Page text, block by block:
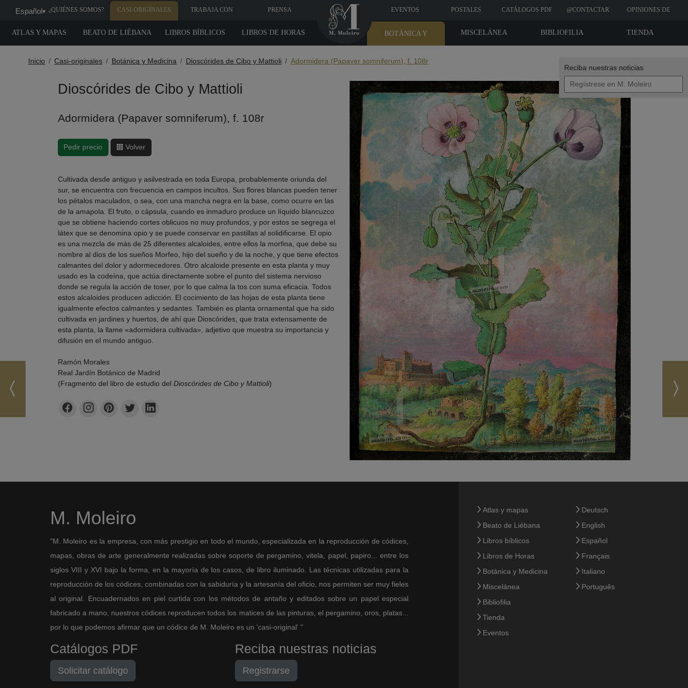
Reciba nuestras noticias
Español▾ ¿QUIÉNES SOMOS? CASI-ORIGINALES TRABAJA CON PRENSA EVENTOS POSTALES CATÁLOGOS PDF @CONTACTAR OPINIONES DE
ATLAS Y MAPAS BEATO DE LIÉBANA LIBROS BÍBLICOS LIBROS DE HORAS TIENDA
BIBLIOFILIA
MISCELÁNEA
BOTÁNICA Y
Inicio Casi-originales Botánica y Medicina Dioscórides de Cibo y Mattioli Adormidera (Papaver somniferum), f. 108r
Dioscórides de Cibo y Mattioli
Adormidera (Papaver somniferum), f. 108r
Pedir precio Volver
Cultivada desde antiguo y asilvestrada en toda Europa, probablemente oriunda del
sur, se encuentra con frecuencia en campos incultos. Sus flores blancas pueden tener
los pétalos maculados, o sea, con una mancha negra en la base, como ocurre en las
de la amapola. El fruto, o cápsula, cuando es inmaduro produce un líquido blancuzco
que se obtiene haciendo cortes oblicuos no muy profundos, y por estos se segrega el
látex que se denomina opio y se puede conservar en pastillas al solidificarse. El opio
es una mezcla de más de 25 diferentes alcaloides, entre ellos la morfina, que debe su
nombre al dios de los sueños Morfeo, hijo del sueño y de la noche, y que tiene efectos
calmantes del dolor y adormecedores. Otro alcaloide presente en esta planta y muy
usado es la codeína, que actúa directamente sobre el punto del sistema nervioso
donde se regula la acción de toser, por lo que calma la tos con suma eficacia. Todos
estos alcaloides producen adicción. El cocimiento de las hojas de esta planta tiene
igualmente efectos calmantes y sedantes. También es planta ornamental que ha sido
cultivada en jardines y huertos, de ahí que Dioscórides, que trata extensamente de
esta planta, la llame «adormidera cultivada», adjetivo que muestra su importancia y
difusión en el mundo antiguo.
Ramón Morales
Real Jardín Botánico de Madrid
(Fragmento del libro de estudio del Dioscórides de Cibo y Mattioli)
M. Moleiro
"M. Moleiro es la empresa, con más prestigio en todo el mundo, especializada en la reproducción de códices,
mapas, obras de arte generalmente realizadas sobre soporte de pergamino, vitela, papel, papiro... entre los
siglos VIII y XVI bajo la forma, en la mayoría de los casos, de libro iluminado. Las técnicas utilizadas para la
reproducción de los códices, combinadas con la sabiduría y la artesanía del oficio, nos permiten ser muy fieles
al original. Encuadernados en piel curtida con los métodos de antaño y editados sobre un papel especial
fabricado a mano, nuestros códices reproducen todos los matices de las pinturas, el pergamino, oros, platas...
por lo que podemos afirmar que un códice de M. Moleiro es un 'casi-original' "
Catálogos PDF
Solicitar catálogo
Reciba nuestras noticias
Registrarse
Atlas y mapas
Beato de Liébana
Libros bíblicos
Libros de Horas
Botánica y Medicina
Miscelánea
Bibliofilia
Tienda
Eventos
Deutsch
English
Español
Français
Italiano
Português